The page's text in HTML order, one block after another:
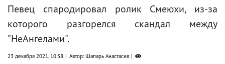
Певец спародировал ролик Смеюхи, из-за
которого разгорелся скандал между
"НеАнгелами".
23 декабря 2021, 10:38 Автор: Шапарь Анастасия